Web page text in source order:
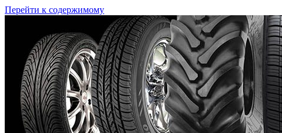
Перейти к содержимому